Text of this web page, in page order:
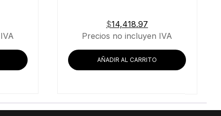
$14,418.97
Precios no incluyen IVA
AÑADIR AL CARRITO